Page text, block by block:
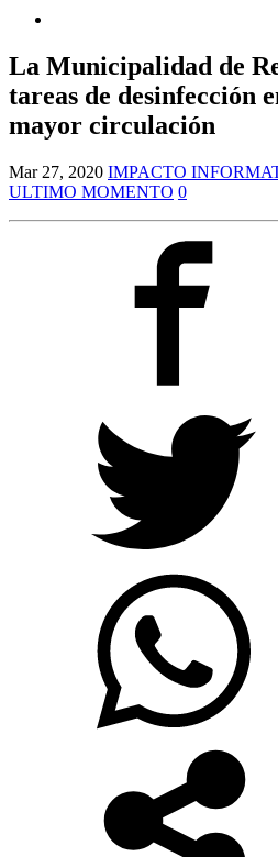
La Municipalidad de
tareas de desinfección
mayor circulación
Mar 27, 2020 IMPACTO
ULTIMO MOMENTO 0